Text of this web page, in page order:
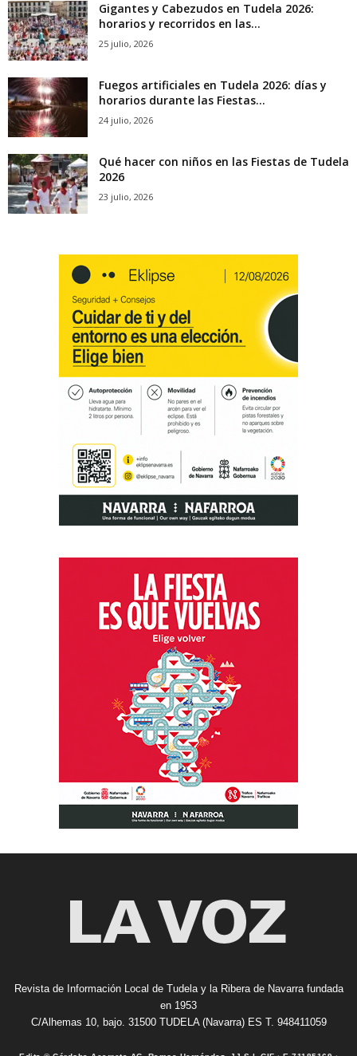
Gigantes y Cabezudos en Tudela 2026:
horarios y recorridos en las...
25 julio, 2026
Fuegos artificiales en Tudela 2026: días y
horarios durante las Fiestas...
24 julio, 2026
Qué hacer con niños en las Fiestas de Tudela
2026
23 julio, 2026
Revista de Información Local de Tudela y la Ribera de Navarra fundada
en 1953
C/Alhemas 10, bajo. 31500 TUDELA (Navarra) ES T. 948411059